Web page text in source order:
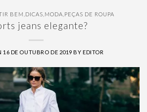
BEM DICAS MODA PEÇAS DE ROUPA
jeans elegante?
16 DE OUTUBRO DE 2019 BYEDITOR